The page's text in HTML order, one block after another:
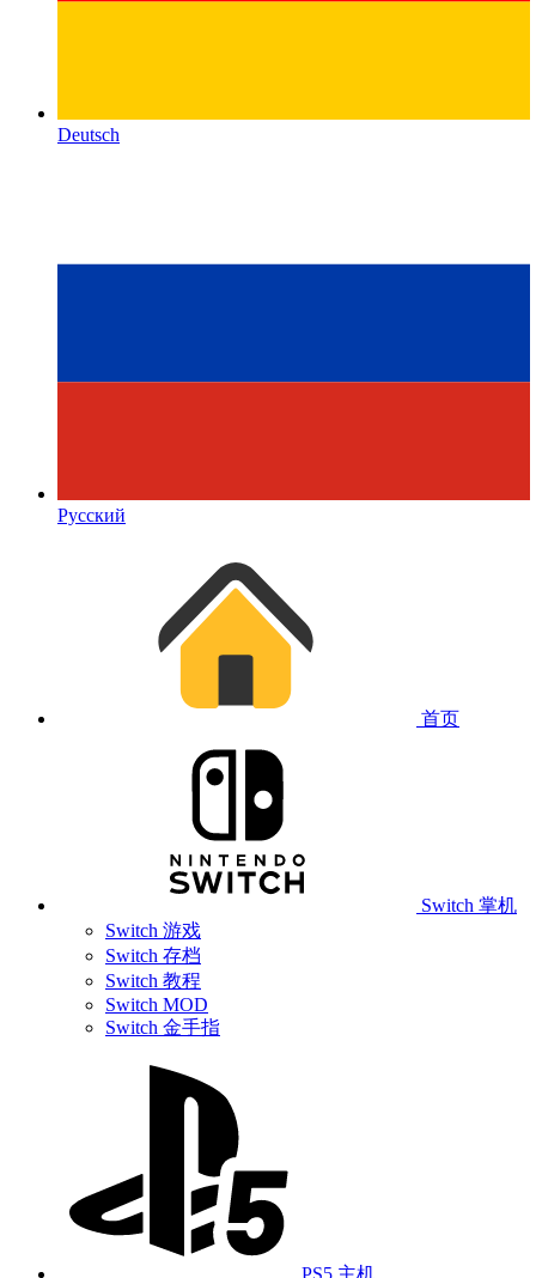
Deutsch
Русский
首页
Switch 掌机
Switch 游戏
Switch 存档
Switch 教程
Switch MOD
Switch 金手指